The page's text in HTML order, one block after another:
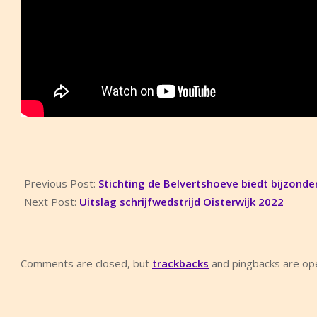
10-
30
Previous Post: Stichting de Belvertshoeve biedt
Next Post: Uitslag schrijfwedstrijd Oisterwijk 2022
Comments are closed, but trackbacks and pingbacks are